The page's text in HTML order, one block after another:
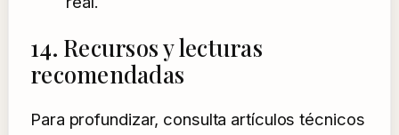
14. Recursos y lecturas
recomendadas
Para profundizar, consulta artículos técnicos